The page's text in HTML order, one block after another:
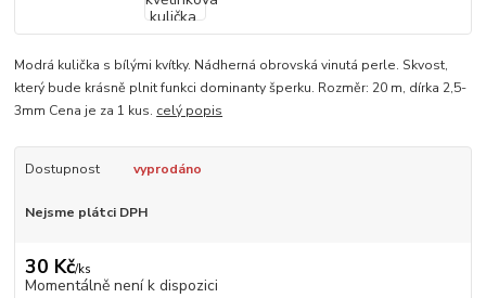
Modrá kulička s bílými kvítky. Nádherná obrovská vinutá perle. Skvost,
který bude krásně plnit funkci dominanty šperku. Rozměr: 20 m, dírka 2,5-
3mm Cena je za 1 kus. celý popis
Dostupnost vyprodáno
Nejsme plátci DPH
30 Kč/ks
Momentálně není k dispozici